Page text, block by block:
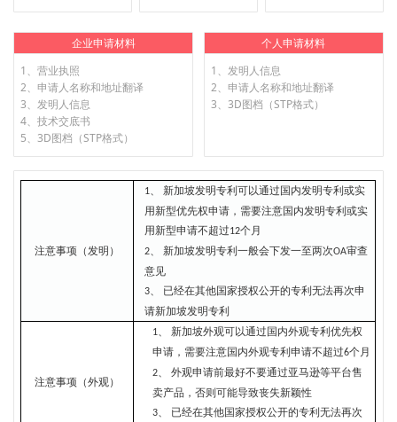
企业申请材料
1、营业执照
2、申请人名称和地址翻译
3、发明人信息
4、技术交底书
5、3D图档（STP格式）
个人申请材料
1、发明人信息
2、申请人名称和地址翻译
3、3D图档（STP格式）
注意事项（发明）
1、新加坡发明专利可以通过国内发明专利或实
用新型优先权申请，需要注意国内发明专利或实
用新型申请不超过12个月
2、新加坡发明专利一般会下发一至两次OA审查
意见
3、 已经在其他国家授权公开的专利无法再次申
请新加坡发明专利
注意事项（外观）
1、 新加坡外观可以通过国内外观专利优先权
申请，需要注意国内外观专利申请不超过6个月
2、 外观申请前最好不要通过亚马逊等平台售
卖产品，否则可能导致丧失新颖性
3、 已经在其他国家授权公开的专利无法再次